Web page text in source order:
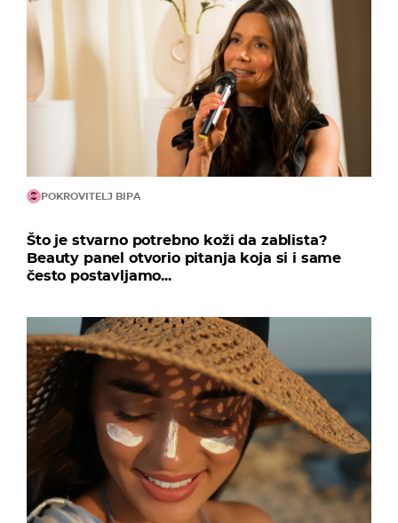
POKROVITELJ BIPA
Što je stvarno potrebno koži da zablista?
Beauty panel otvorio pitanja koja si i same
često postavljamo...